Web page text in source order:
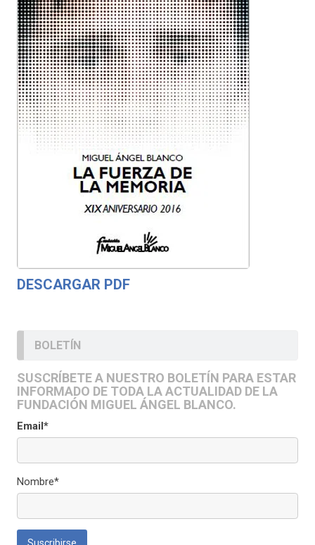
DESCARGAR PDF
BOLETÍN
SUSCRÍBETE A NUESTRO BOLETÍN PARA ESTAR
INFORMADO DE TODA LA ACTUALIDAD DE LA
FUNDACIÓN MIGUEL ÁNGEL BLANCO.
Email*
Nombre*